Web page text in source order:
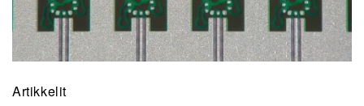
Artikkelit